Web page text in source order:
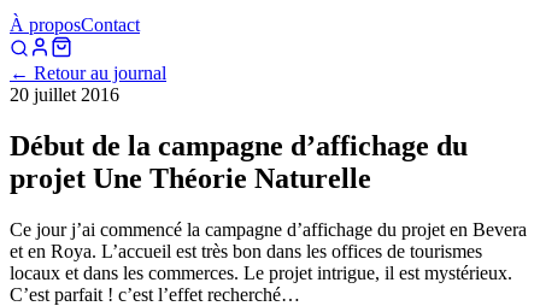
À proposContact
← Retour au journal
20 juillet 2016
Début de la campagne d’affichage du
projet Une Théorie Naturelle
Ce jour j’ai commencé la campagne d’affichage du projet en Bevera
et en Roya. L’accueil est très bon dans les offices de tourismes
locaux et dans les commerces. Le projet intrigue, il est mystérieux.
C’est parfait ! c’est l’effet recherché…